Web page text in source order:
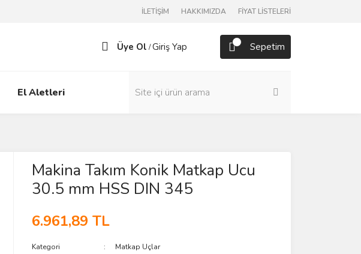
İLETİŞİM HAKKIMIZDA FİYAT LİSTELERİ
Üye Ol /Giriş Yap Sepetim
El Aletleri
Makina Takım Konik Matkap Ucu
30.5 mm HSS DIN 345
6.961,89 TL
Kategori
Matkap Uçlar